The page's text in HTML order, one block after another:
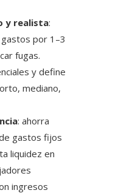
y realista:
por 1–3
fugas.
y define
mediano,
: ahorra
gastos fijos
liquidez en
ingresos